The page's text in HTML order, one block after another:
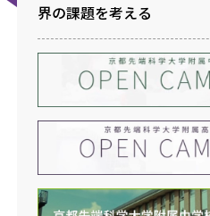
界の課題を考える